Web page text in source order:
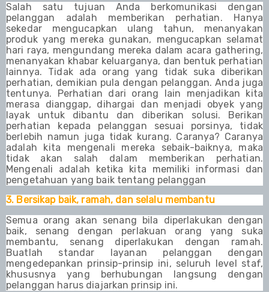
Salah satu tujuan Anda berkomunikasi dengan
pelanggan adalah memberikan perhatian. Hanya
sekedar mengucapkan ulang tahun, menanyakan
produk yang mereka gunakan, mengucapkan selamat
hari raya, mengundang mereka dalam acara gathering,
menanyakan khabar keluarganya, dan bentuk perhatian
lainnya. Tidak ada orang yang tidak suka diberikan
perhatian, demikian pula dengan pelanggan. Anda juga
tentunya. Perhatian dari orang lain menjadikan kita
merasa dianggap, dihargai dan menjadi obyek yang
layak untuk dibantu dan diberikan solusi. Berikan
perhatian kepada pelanggan sesuai porsinya, tidak
berlebih namun juga tidak kurang. Caranya? Caranya
adalah kita mengenali mereka sebaik-baiknya, maka
tidak akan salah dalam memberikan perhatian.
Mengenali adalah ketika kita memiliki informasi dan
pengetahuan yang baik tentang pelanggan
3. Bersikap baik, ramah, dan selalu membantu
Semua orang akan senang bila diperlakukan dengan
baik, senang dengan perlakuan orang yang suka
membantu, senang diperlakukan dengan ramah.
Buatlah standar layanan pelanggan dengan
mengedepankan prinsip-prinsip ini, seluruh level staf,
khususnya yang berhubungan langsung dengan
pelanggan harus diajarkan prinsip ini.